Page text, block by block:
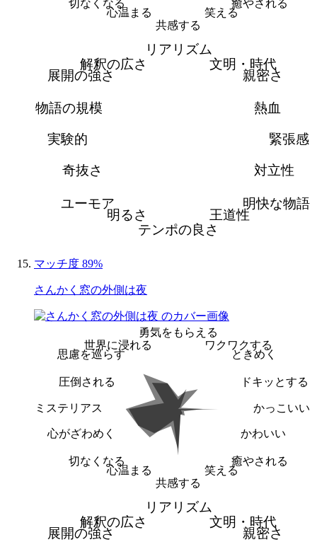
癒やされる
笑える
共感する
心温まる
切なくなる
リアリズム
文明・時代
親密さ
熱血
緊張感
対立性
明快な物語
王道性
テンポの良さ
明るさ
ユーモア
奇抜さ
実験的
物語の規模
展開の強さ
解釈の広さ
マッチ度 89%
さんかく窓の外側は夜
勇気をもらえる
ワクワクする
ときめく
ドキッとする
かっこいい
かわいい
癒やされる
笑える
共感する
心温まる
切なくなる
心がざわめく
ミステリアス
圧倒される
思慮を巡らす
世界に浸れる
リアリズム
文明・時代
親密さ
展開の強さ
解釈の広さ